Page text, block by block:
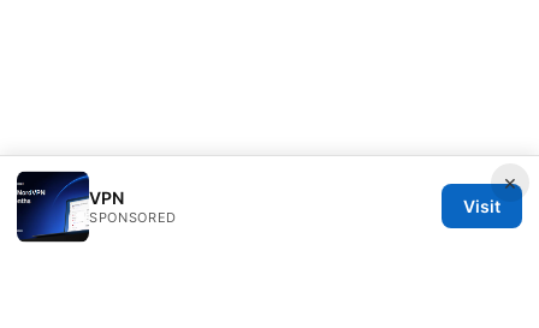
×
VPN
SPONSORED
Visit